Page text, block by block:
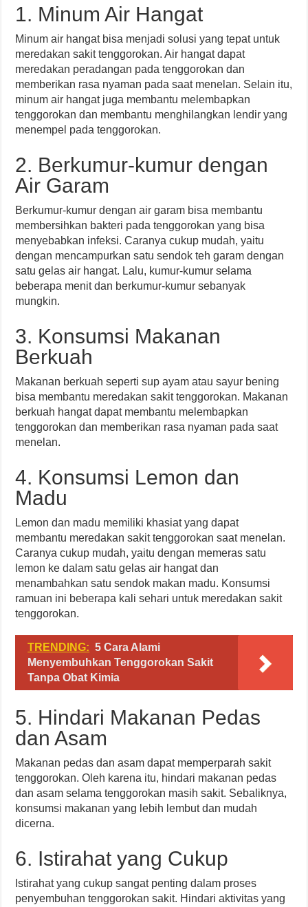
1. Minum Air Hangat
Minum air hangat bisa menjadi solusi yang tepat untuk
meredakan sakit tenggorokan. Air hangat dapat
meredakan peradangan pada tenggorokan dan
memberikan rasa nyaman pada saat menelan. Selain itu,
minum air hangat juga membantu melembapkan
tenggorokan dan membantu menghilangkan lendir yang
menempel pada tenggorokan.
2. Berkumur-kumur dengan
Air Garam
Berkumur-kumur dengan air garam bisa membantu
membersihkan bakteri pada tenggorokan yang bisa
menyebabkan infeksi. Caranya cukup mudah, yaitu
dengan mencampurkan satu sendok teh garam dengan
satu gelas air hangat. Lalu, kumur-kumur selama
beberapa menit dan berkumur-kumur sebanyak
mungkin.
3. Konsumsi Makanan
Berkuah
Makanan berkuah seperti sup ayam atau sayur bening
bisa membantu meredakan sakit tenggorokan. Makanan
berkuah hangat dapat membantu melembapkan
tenggorokan dan memberikan rasa nyaman pada saat
menelan.
4. Konsumsi Lemon dan
Madu
Lemon dan madu memiliki khasiat yang dapat
membantu meredakan sakit tenggorokan saat menelan.
Caranya cukup mudah, yaitu dengan memeras satu
lemon ke dalam satu gelas air hangat dan
menambahkan satu sendok makan madu. Konsumsi
ramuan ini beberapa kali sehari untuk meredakan sakit
tenggorokan.
TRENDING: 5 Cara Alami
Menyembuhkan Tenggorokan Sakit
Tanpa Obat Kimia
5. Hindari Makanan Pedas
dan Asam
Makanan pedas dan asam dapat memperparah sakit
tenggorokan. Oleh karena itu, hindari makanan pedas
dan asam selama tenggorokan masih sakit. Sebaliknya,
konsumsi makanan yang lebih lembut dan mudah
dicerna.
6. Istirahat yang Cukup
Istirahat yang cukup sangat penting dalam proses
penyembuhan tenggorokan sakit. Hindari aktivitas yang